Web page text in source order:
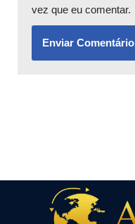
vez que eu comentar.